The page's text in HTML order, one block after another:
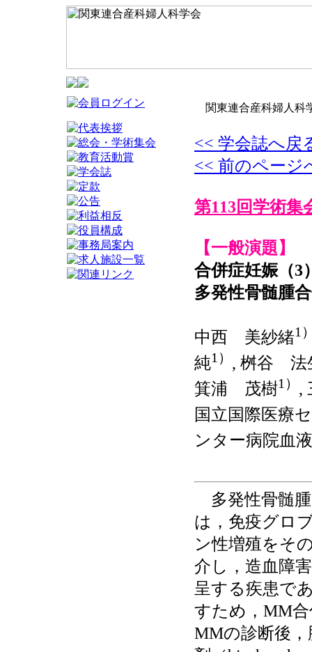
関東連合産科婦人科
<< 学会誌へ戻
<< 前のページ
第113回学術集
【一般演題】
合併症妊娠（3
多発性骨髄腫
中西 美紗緒1
純1） , 桝谷 法
箕浦 茂樹1） ,
国立国際医療
ンター病院血
多発性骨髄腫
は，免疫グロ
ン性増殖をそ
介し，造血障
呈する疾患で
すため，MM
MMの診断後